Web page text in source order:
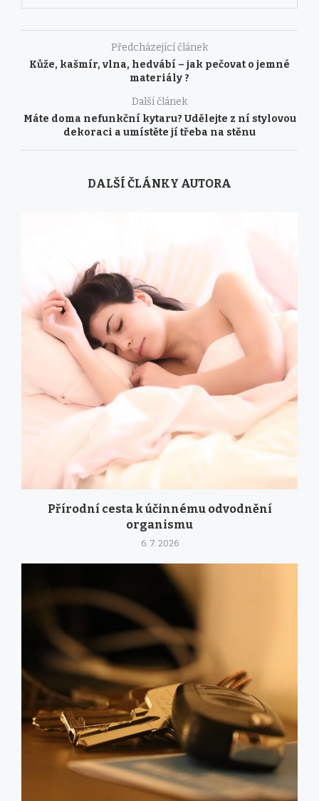
Předcházející článek
Kůže, kašmír, vlna, hedvábí – jak pečovat o jemné
materiály ?
Další článek
Máte doma nefunkční kytaru? Udělejte z ní stylovou
dekoraci a umístěte jí třeba na stěnu
DALŠÍ ČLÁNKY AUTORA
Přírodní cesta k účinnému odvodnění
organismu
6. 7. 2026